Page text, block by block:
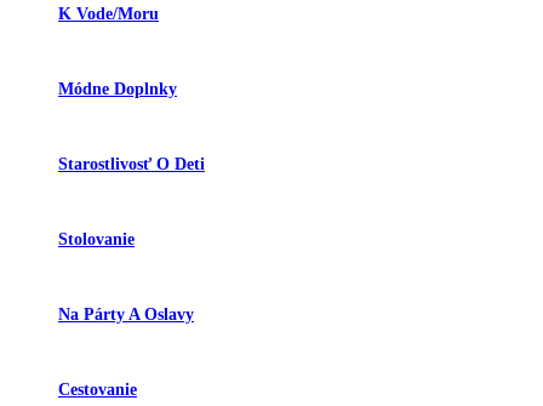
K Vode/moru
Módne Doplnky
Starostlivosť O Deti
Stolovanie
Na Párty A Oslavy
Cestovanie